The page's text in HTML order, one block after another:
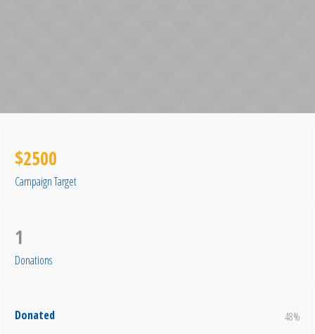
$2500
Campaign Target
1
Donations
Donated 48%